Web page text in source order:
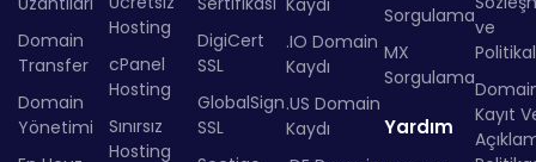
Domain
Transfer
Domain
Yönetimi
Hosting
cPanel
Hosting
Sınırsız
Hosting
DigiCert
SSL
GlobalSign
SSL
.IO Domain
Kaydı
.US Domain
Kaydı
Sorgulama
MX
Sorgulama
Yardım
ve
Kayıt